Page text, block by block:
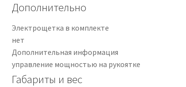
Дополнительно
Электрощетка в комплекте
нет
Дополнительная информация
управление мощностью на рукоятке
Габариты и вес